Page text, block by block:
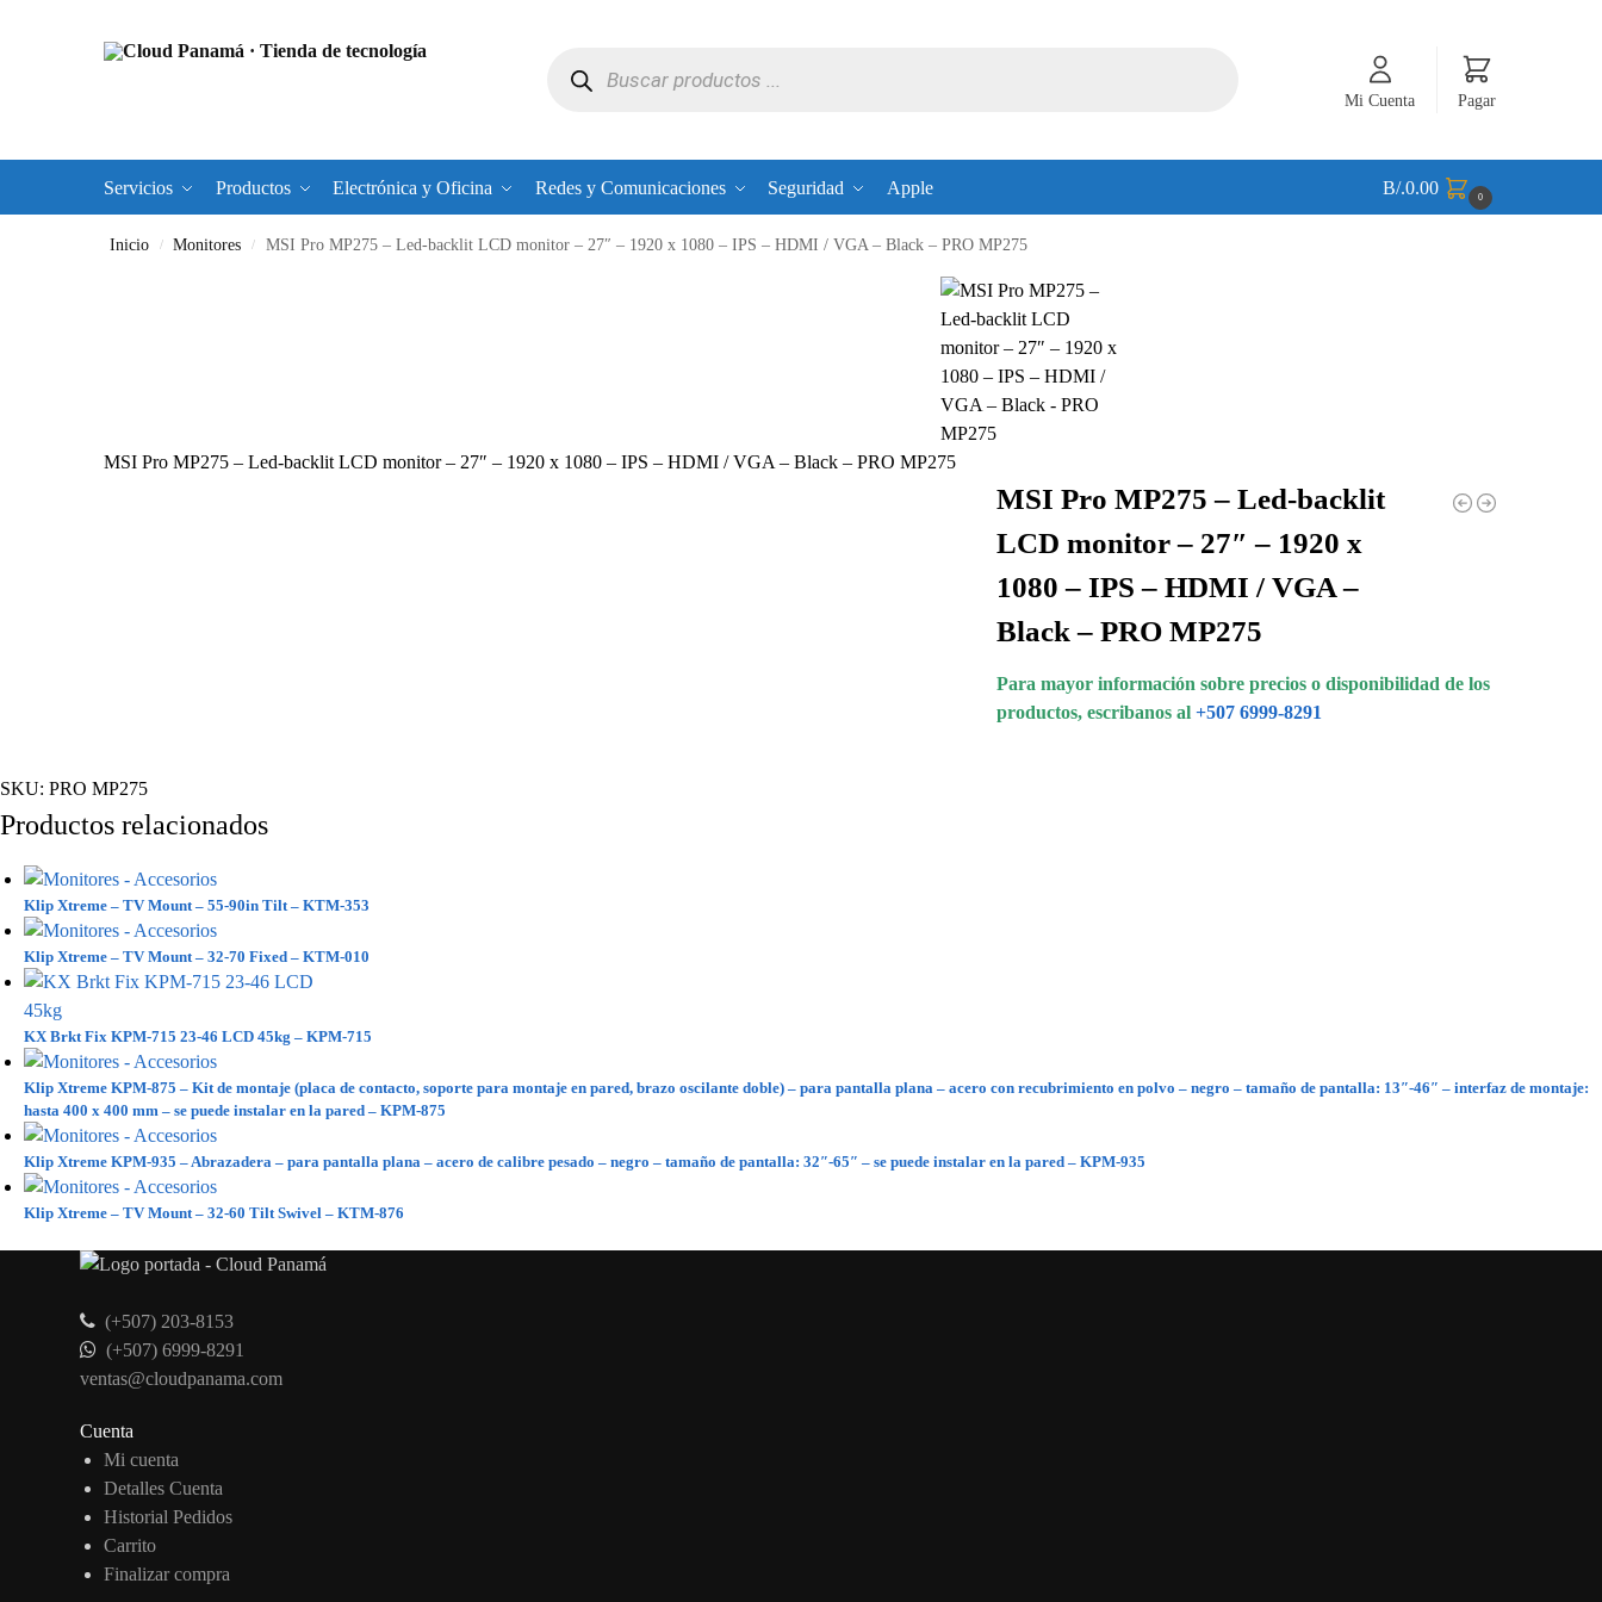
Mi Cuenta Pagar
Servicios Productos Electrónica y Oficina Redes y Comunicaciones Seguridad Apple B/.0.00 0
Inicio / Monitores / MSI Pro MP275 – Led-backlit LCD monitor – 27″ – 1920 x 1080 – IPS – HDMI / VGA – Black – PRO MP275
MSI Pro MP275 – Led-backlit LCD monitor – 27″ – 1920 x 1080 – IPS – HDMI / VGA – Black – PRO MP275
MSI Pro MP275 – Led-backlit
LCD monitor – 27″ – 1920 x
1080 – IPS – HDMI / VGA –
Black – PRO MP275
Para mayor información sobre precios o disponibilidad de los
productos, escribanos al +507 6999-8291
SKU: PRO MP275
Productos relacionados
Klip Xtreme – TV Mount – 55-90in Tilt – KTM-353
Klip Xtreme – TV Mount – 32-70 Fixed – KTM-010
KX Brkt Fix KPM-715 23-46 LCD 45kg – KPM-715
Klip Xtreme KPM-875 – Kit de montaje (placa de contacto, soporte para montaje en pared, brazo oscilante doble) – para pantalla plana – acero con recubrimiento en polvo – negro – tamaño de pantalla: 13″-46″ – interfaz de montaje:
hasta 400 x 400 mm – se puede instalar en la pared – KPM-875
Klip Xtreme KPM-935 – Abrazadera – para pantalla plana – acero de calibre pesado – negro – tamaño de pantalla: 32″-65″ – se puede instalar en la pared – KPM-935
Klip Xtreme – TV Mount – 32-60 Tilt Swivel – KTM-876
(+507) 203-8153
(+507) 6999-8291
ventas@cloudpanama.com
Cuenta
Mi cuenta
Detalles Cuenta
Historial Pedidos
Carrito
Finalizar compra